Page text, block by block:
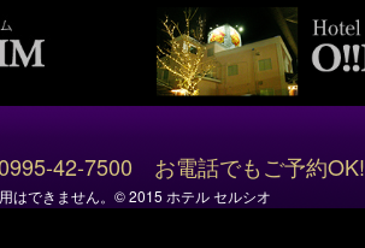
42-7500 お電話でもご予約OK!
できません。 © 2015 ホテル セルシオ